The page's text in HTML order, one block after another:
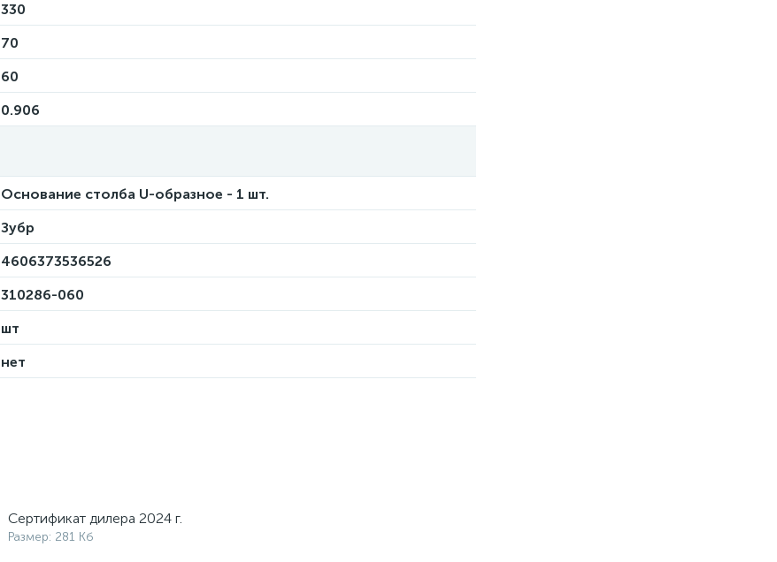
330
70
60
0.906
Основание столба U-образное - 1 шт.
Зубр
4606373536526
310286-060
шт
нет
Сертификат дилера 2024 г.
Размер: 281 Кб